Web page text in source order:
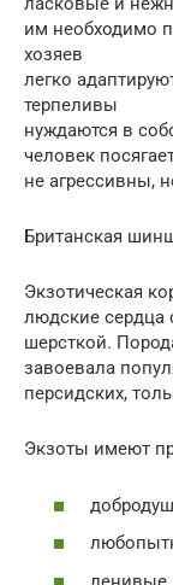
им необходимо
хозяев
легко
терпеливы
нуждаются в
человек
не агрессивны,
Британская
Экзотическая
людские
шерсткой.
завоевала
персидских,
Экзоты имеют